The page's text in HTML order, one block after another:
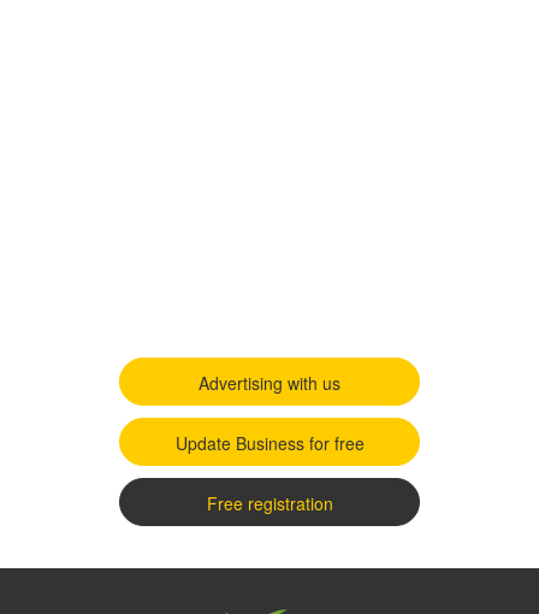
Advertising with us
Update Business for free
Free registration